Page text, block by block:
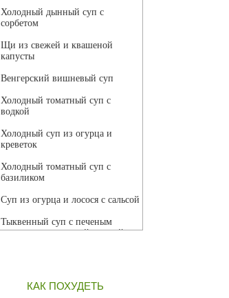
Холодный дынный суп с
сорбетом
Щи из свежей и квашеной
капусты
Венгерский вишневый суп
Холодный томатный суп с
водкой
Холодный суп из огурца и
креветок
Холодный томатный суп с
базиликом
Суп из огурца и лосося с сальсой
Тыквенный суп с печеным
чесноком и томатной сальсой
красного перца
КАК ПОХУДЕТЬ